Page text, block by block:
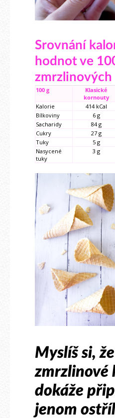
Srovnání
hodnot ve
100 g
Klasické
kornouty
Kalorie
414 kCal
Bílkoviny
6 g
Sacharidy
84 g
Cukry
27 g
Tuky
5 g
Nasycené
tuky
3 g
Myslíš si, že
zmrzlinové
dokáže
jenom